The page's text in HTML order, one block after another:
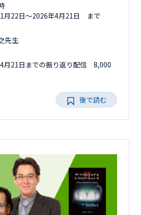
月22日〜2026年4月21日 まで
先生
月21日までの振り返り配信 8,000
後で読む